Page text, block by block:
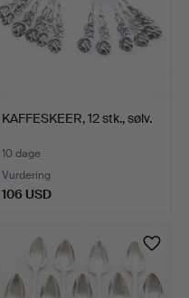
KAFFESKEER, 12 stk., sølv.
10 dage
Vurdering
106 USD